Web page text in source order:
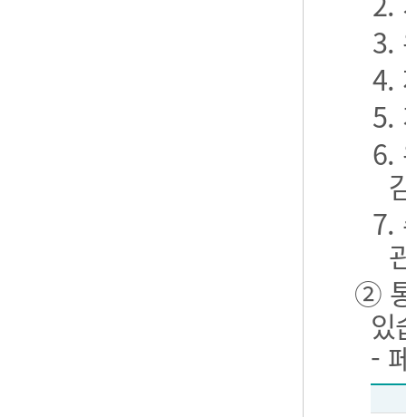
3.
4.
5.
6.
7.
②
있
-